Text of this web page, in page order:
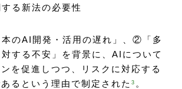
る新法の必要性
のAI開発・活用の遅れ」、②「多
する不安」を背景に、AIについて
ンを促進しつつ、リスクに対応する
るという理由で制定された3 。